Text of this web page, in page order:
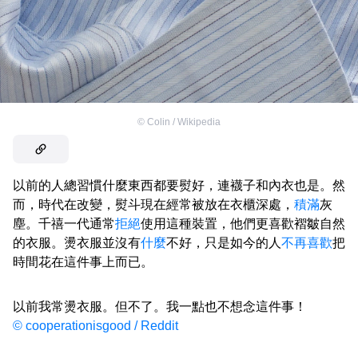
© Colin / Wikipedia
以前的人總習慣什麼東西都要熨好，連襪子和內衣也是。然
而，時代在改變，熨斗現在經常被放在衣櫃深處， 積滿灰
塵。千禧一代通常拒絕使用這種裝置，他們更喜歡褶皺自然
的衣服。燙衣服並沒有什麼不好，只是如今的人 不再喜歡把
時間花在這件事上而已。
以前我常燙衣服。但不了。我一點也不想念這件事！
© cooperationisgood / Reddit